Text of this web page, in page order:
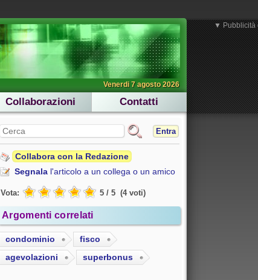
Venerdi 7 agosto 2026
Collaborazioni Contatti
Entra
Collabora con la Redazione
Segnala l'articolo a un collega o un amico
Vota: 5 / 5 (4 voti)
Argomenti correlati
condominio
fisco
agevolazioni
superbonus
▼ Pubblicità